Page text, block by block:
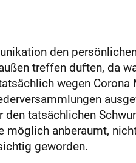
den
treffen duften, da
wegen
tatsächlichen
möglich anberaumt,
geworden.